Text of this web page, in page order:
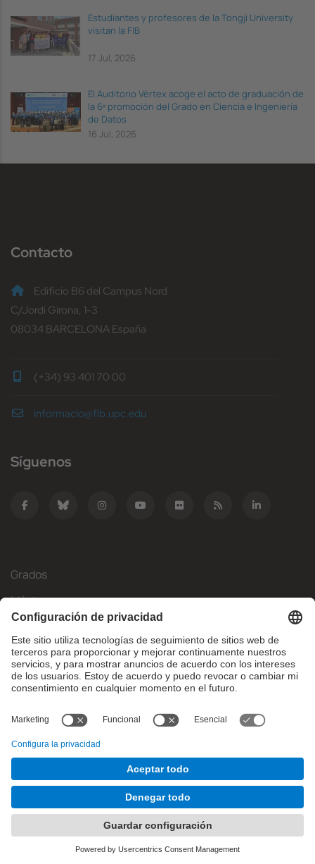
Estudiantes y profesores de la Tongji University
visitan la FIB
17 Jul, 2026
El Auditorio Vèrtex acoge el acto de graduación de
la 6ª promoción del Grado en Ciencia e Ingeniería
de Datos
16 Jul, 2026
Contacto
Edificio B6 del Campus Nord
C/Jordi Girona, 1-3
08034 BARCELONA España
(+34) 93 401 70 00
informacio@fib.upc.edu
Síguenos
Grados
Másteres
Movilidad Internacional
Investigación
Empresa
¿Qué necesitas?
© Facultat d'Informàtica de Barcelona - Universitat Politècnica
de Catalunya - BarcelonaTech
Aviso legal Configuración de privadesa